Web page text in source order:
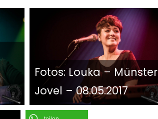
Fotos: Louka – Münster
Jovel – 08.05.2017